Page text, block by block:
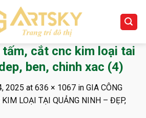
cắt cnc kim loại tai
ben, chinh xac (4)
2025 at 636 × 1067 in GIA CÔNG
LOẠI TẠI QUẢNG NINH – ĐẸP,